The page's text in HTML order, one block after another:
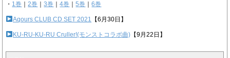
・ 1巻 ｜2巻 ｜3巻 ｜4巻 ｜5巻 ｜6巻
Aqours CLUB CD SET 2021 【6月30日】
KU-RU-KU-RU Cruller!(モンストコラボ曲) 【9月22日】